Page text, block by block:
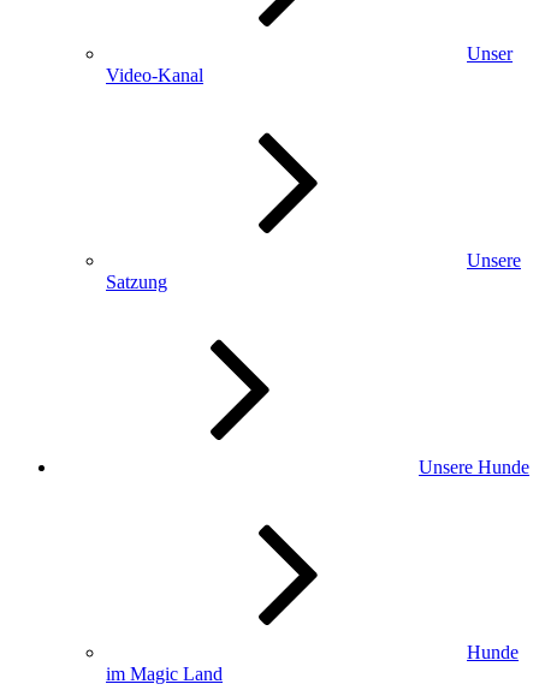
Unser
Video-Kanal
Unsere
Satzung
Unsere Hunde
Hunde
im Magic Land